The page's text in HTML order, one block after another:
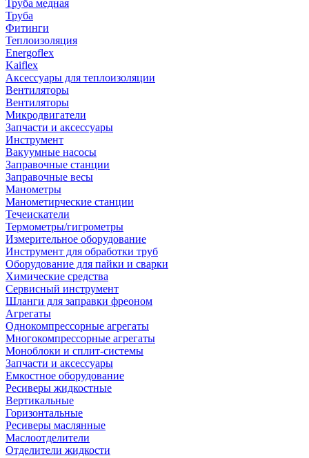
Труба медная
Труба
Фитинги
Теплоизоляция
Energoflex
Kaiflex
Аксессуары для теплоизоляции
Вентиляторы
Вентиляторы
Микродвигатели
Запчасти и аксессуары
Инструмент
Вакуумные насосы
Заправочные станции
Заправочные весы
Манометры
Манометирческие станции
Течеискатели
Термометры/гигрометры
Измерительное оборудование
Инструмент для обработки труб
Оборудование для пайки и сварки
Химические средства
Сервисный инструмент
Шланги для заправки фреоном
Агрегаты
Однокомпрессорные агрегаты
Многокомпрессорные агрегаты
Моноблоки и сплит-системы
Запчасти и аксессуары
Емкостное оборудование
Ресиверы жидкостные
Вертикальные
Горизонтальные
Ресиверы маслянные
Маслоотделители
Отделители жидкости